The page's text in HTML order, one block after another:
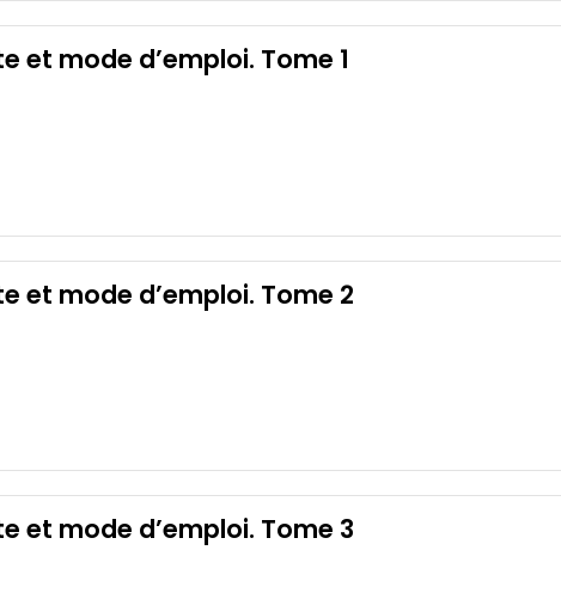
et mode d’emploi. Tome 1
et mode d’emploi. Tome 2
et mode d’emploi. Tome 3